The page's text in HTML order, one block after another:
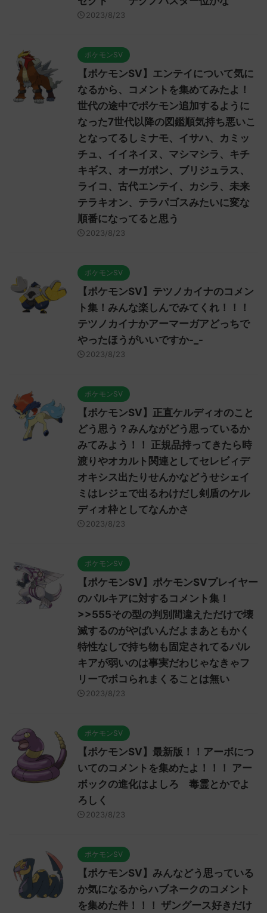
2023/8/23
ポケモンSV
【ポケモンSV】エンテイについて気に
なるから、コメントを集めてみたよ！
世代の途中でポケモン追加するように
なった7世代以降の図鑑順気持ち悪いこ
となってるしミナモ、イサハ、カミッ
チュ、イイネイヌ、マシマシラ、キチ
キギス、オーガポン、ブリジュラス、
ライコ、古代エンテイ、カシラ、未来
テラキオン、テラパゴスみたいに変な
順番になってると思う
2023/8/23
ポケモンSV
【ポケモンSV】テツノカイナのコメン
ト集！みんな楽しんでみてくれ！！！
テツノカイナかアーマーガアどっちで
やったほうがいいですか-_-
2023/8/23
ポケモンSV
【ポケモンSV】正直ケルディオのこと
どう思う？みんながどう思っているか
みてみよう！！ 正規品持ってきたら時
渡りやオカルト関連としてセレビィデ
オキシス出たりせんかなどうせシェイ
ミはレジェで出るわけだし剣盾のケル
ディオ枠としてなんかさ
2023/8/23
ポケモンSV
【ポケモンSV】ポケモンSVプレイヤー
のパルキアに対するコメント集！
>>555その型の判別間違えただけで壊
滅するのがやばいんだよまあともかく
特性なしで持ち物も固定されてるパル
キアが弱いのは事実だわじゃなきゃフ
リーでボコられまくることは無い
2023/8/23
ポケモンSV
【ポケモンSV】最新版！！アーボにつ
いてのコメントを集めたよ！！！ アー
ボックの進化はよしろ 毒霊とかでよ
ろしく
2023/8/23
ポケモンSV
【ポケモンSV】みんなどう思っている
か気になるからハブネークのコメント
を集めた件！！！ ザングース好きだけ